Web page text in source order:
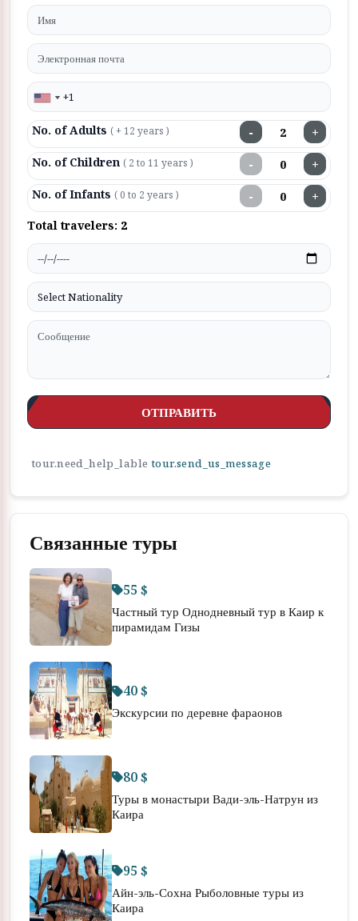
No. of Adults ( + 12 years ) − +
No. of Children ( 2 to 11 years ) − +
No. of Infants ( 0 to 2 years ) − +
Total travelers: 2
ОТПРАВИТЬ
tour.need_help_lable tour.send_us_message
Связанные туры
55 $
Частный тур Однодневный тур в Каир к
пирамидам Гизы
40 $
Экскурсии по деревне фараонов
80 $
Туры в монастыри Вади-эль-Натрун из
Каира
95 $
Айн-эль-Сохна Рыболовные туры из
Каира